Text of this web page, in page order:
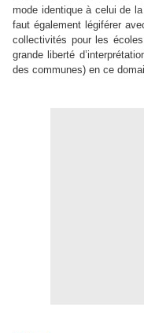
mode identique à celui de
faut également légiférer
collectivités pour les
grande liberté
des communes) en ce